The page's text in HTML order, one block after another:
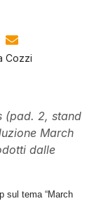
Cozzi
(pad. 2, stand
March
dalle
sul tema “March